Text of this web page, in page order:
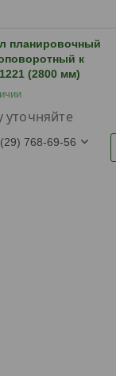
планировочный
к
(2800 мм)
уточняйте
768-69-56